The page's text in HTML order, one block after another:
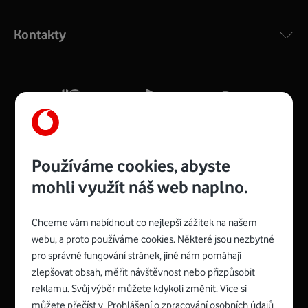
silný signál pro celou domácnost. Kompaktní rozměry 21
Více o COMPAL CH7465VF
Zyxel VMG8623-T50B:
Rozměry modemu jsou 16 x 22 x 7,5 cm (včetně stojánku)
a nabízí 4 gigabitové LAN porty a bezdrátové připojení Wi-
Spojte se s Vodafonem
Kontakty
Používáme cookies, abyste
mohli využít náš web naplno.
Chceme vám nabídnout co nejlepší zážitek na našem
webu, a proto používáme cookies. Některé jsou nezbytné
pro správné fungování stránek, jiné nám pomáhají
zlepšovat obsah, měřit návštěvnost nebo přizpůsobit
reklamu. Svůj výběr můžete kdykoli změnit. Více si
můžete přečíst v Prohlášení o zpracování osobních údajů